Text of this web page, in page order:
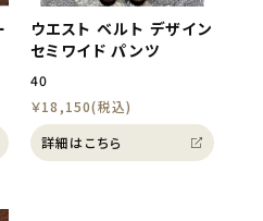
ウエスト ベルト デザイン
セミワイド パンツ
40
￥18,150(税込)
詳細はこちら